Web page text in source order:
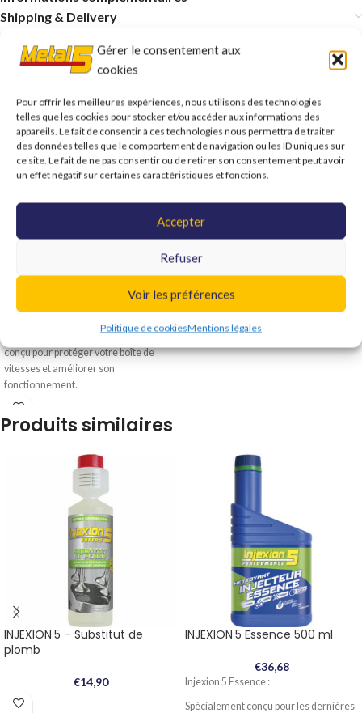
Gérer le consentement aux
cookies
Pour offrir les meilleures expériences, nous utilisons des technologies
telles que les cookies pour stocker et/ou accéder aux informations des
appareils. Le fait de consentir à ces technologies nous permettra de traiter
des données telles que le comportement de navigation ou les ID uniques sur
ce site. Le fait de ne pas consentir ou de retirer son consentement peut avoir
un effet négatif sur certaines caractéristiques et fonctions.
Accepter
Refuser
Voir les préférences
Politique de cookiesMentions légales
Shipping & Delivery
Vous aimerez peut-être aussi…
METAL 5 – Boîte 5 – 70 ml
Boîte 5 est un additif spécialement
conçu pour protéger votre boîte de
vitesses et améliorer son
fonctionnement.
Produits similaires
INJEXION 5 – Substitut de
plomb
€14,90
INJEXION 5 Essence 500 ml
€36,68
Injexion 5 Essence :
Spécialement conçu pour les dernières